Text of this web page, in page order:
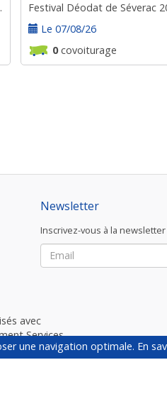
Le 07/08/26
0covoiturage
Newsletter
Inscrivez-vous à la newsletter
avec
Services.
une navigation optimale. En